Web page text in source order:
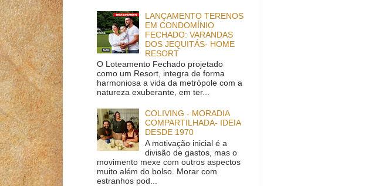
LANÇAMENTO TERENOS
EM CONDOMÍNIO
FECHADO: VARANDAS
DOS JEQUITÁS- HOME
RESORT
O Loteamento Fechado projetado
como um Resort, integra de forma
harmoniosa a vida da metrópole com a
natureza exuberante, em ter...
COLIVING - MORADIA
COMPARTILHADA- IDEIA
DESDE 1970
A motivação inicial é a
divisão de gastos, mas o
movimento mexe com outros aspectos
muito além do bolso. Morar com
estranhos pod...